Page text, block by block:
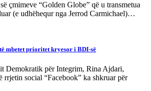
çmimeve “Golden Globe” që u transmetua
(e udhëhequr nga Jerrod Carmichael)…
mbetet prioritet kryesor i BDI-së
Demokratik për Integrim, Rina Ajdari,
rrjetin social “Facebook” ka shkruar për